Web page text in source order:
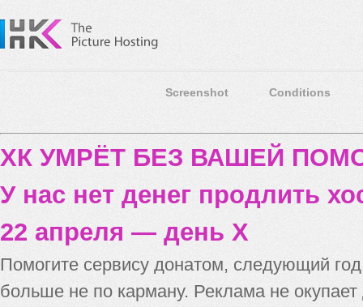
Screenshot Conditions
ХК УМРЁТ БЕЗ ВАШЕЙ
У нас нет денег продлить
22 апреля — день X
Помогите сервису донатом, следующий
больше не по карману. Реклама не